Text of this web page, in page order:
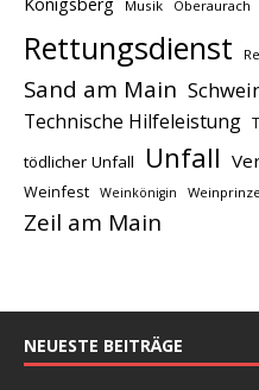
Königsberg Musik Oberaurach
Rettungsdienst
Sand am Main
Technische Hilfeleistung
tödlicher Unfall Unfall
Weinfest Weinkönigin
Zeil am Main
NEUESTE BEITRÄGE